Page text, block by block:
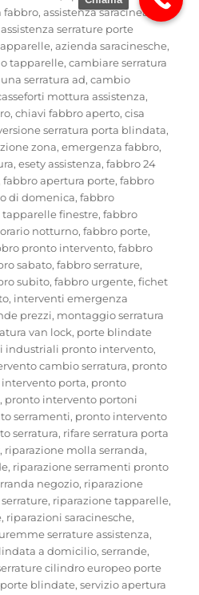
fabbro,assistenza saracineache,
assistenza serrature porte
,azienda saracinesche,
tapparelle,cambiare serratura
serratura ad,cambio
mottura assistenza,
,chiavi fabbro aperto,cisa
serratura porta blindata,
zona,emergenza fabbro,
,esety assistenza,fabbro 24
,fabbro apertura porte,fabbro
di domenica,fabbro
tapparelle finestre,fabbro
notturno,fabbro porte,
pronto intervento,fabbro
sabato,fabbro serrature,
subito,fabbro urgente,fichet
, interventi emergenza
prezzi, montaggio serratura
van lock, porte blindate
industriali pronto intervento,
cambio serratura, pronto
porta, pronto
, pronto intervento portoni
serramenti, pronto intervento
serratura, rifare serratura porta
, riparazione molla serranda,
, riparazione serramenti pronto
negozio, riparazione
, riparazione tapparelle,
, riparazioni saracinesche,
serrature assistenza,
a domicilio,serrande,
cilindro europeo porte
blindate,servizio apertura